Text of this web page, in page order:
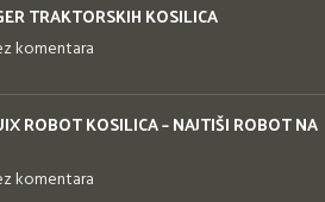
TRAKTORSKIH KOSILICA
komentara
ROBOT KOSILICA – NAJTIŠI ROBOT NA
komentara